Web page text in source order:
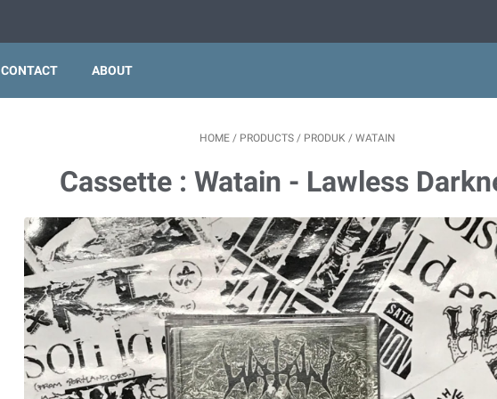
CONTACT ABOUT
HOME / PRODUCTS / PRODUK / WATAIN
Cassette : Watain - Lawless